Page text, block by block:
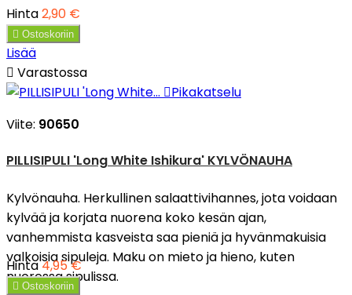
Hinta2,90 €
 Ostoskoriin
Lisää
 Varastossa
Pikakatselu
Viite: 90650
PILLISIPULI 'Long White Ishikura' KYLVÖNAUHA
Kylvönauha. Herkullinen salaattivihannes, jota voidaan
kylvää ja korjata nuorena koko kesän ajan,
vanhemmista kasveista saa pieniä ja hyvänmakuisia
valkoisia sipuleja. Maku on mieto ja hieno, kuten
nuoressa sipulissa.
Hinta4,95 €
 Ostoskoriin